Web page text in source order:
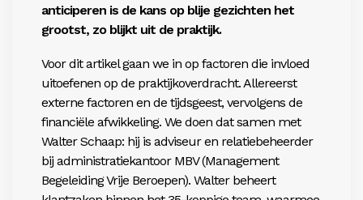
anticiperen is de kans op blije gezichten het
grootst, zo blijkt uit de praktijk.
Voor dit artikel gaan we in op factoren die invloed
uitoefenen op de praktijkoverdracht. Allereerst
externe factoren en de tijdsgeest, vervolgens de
financiële afwikkeling. We doen dat samen met
Walter Schaap: hij is adviseur en relatiebeheerder
bij administratiekantoor MBV (Management
Begeleiding Vrije Beroepen). Walter beheert